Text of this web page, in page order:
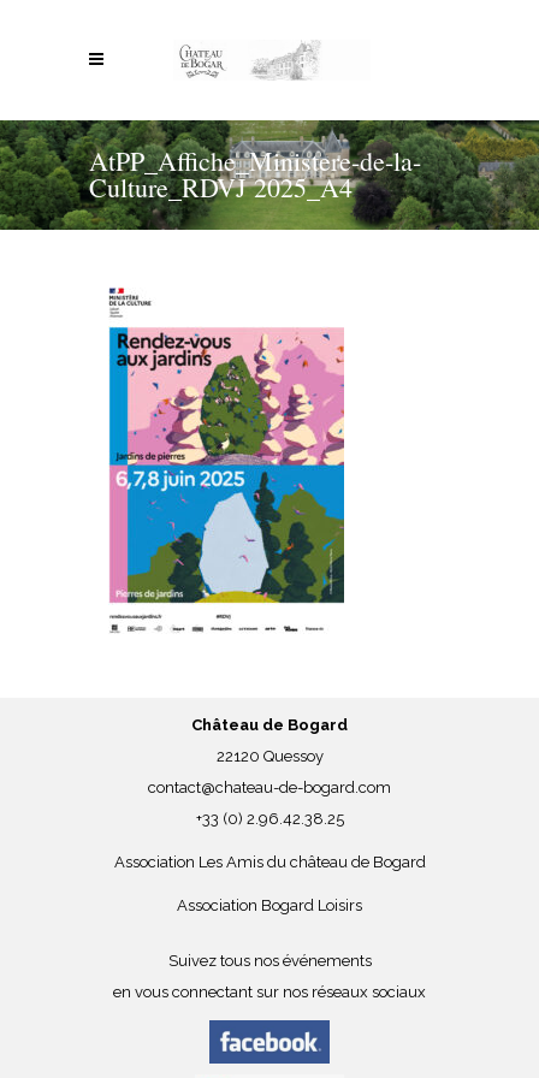
AtPP_Affiche_Ministere-de-la-
Culture_RDVJ 2025_A4
Château de Bogard
22120 Quessoy
contact@chateau-de-bogard.com
+33 (0) 2.96.42.38.25
Association Les Amis du château de Bogard
Association Bogard Loisirs
Suivez tous nos événements
en vous connectant sur nos réseaux sociaux